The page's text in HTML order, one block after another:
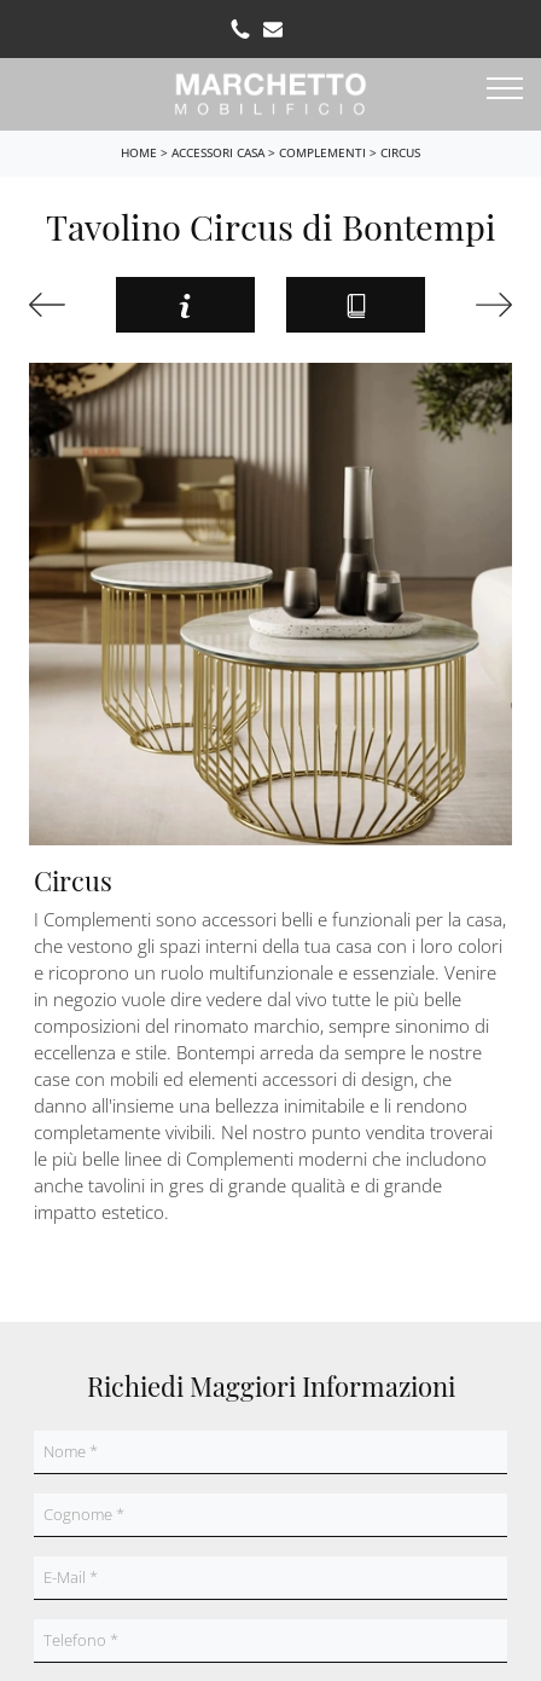
HOME > ACCESSORI CASA> COMPLEMENTI > CIRCUS
Tavolino Circus di Bontempi
Circus
I Complementi sono accessori belli e funzionali per la casa,
che vestono gli spazi interni della tua casa con i loro colori
e ricoprono un ruolo multifunzionale e essenziale. Venire
in negozio vuole dire vedere dal vivo tutte le più belle
composizioni del rinomato marchio, sempre sinonimo di
eccellenza e stile. Bontempi arreda da sempre le nostre
case con mobili ed elementi accessori di design, che
danno all'insieme una bellezza inimitabile e li rendono
completamente vivibili. Nel nostro punto vendita troverai
le più belle linee di Complementi moderni che includono
anche tavolini in gres di grande qualità e di grande
impatto estetico.
Richiedi Maggiori Informazioni